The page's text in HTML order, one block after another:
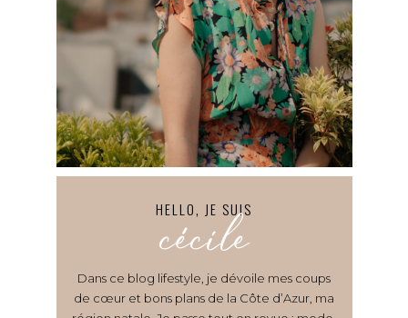
HELLO, JE SUIS
cécile
Dans ce blog lifestyle, je dévoile mes coups
de cœur et bons plans de la Côte d’Azur, ma